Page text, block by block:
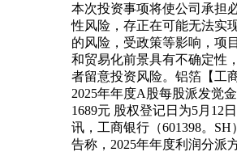
本次投资事项将使公司承担
性风险，存正在可能无法实
的风险，受政策等影响，项
和贸易化前景具有不确定性
者留意投资风险。铝箔【工
2025年年度A股每股派发觉金
1689元 股权登记日为5月12
讯，工商银行（601398。SH
告称，2025年年度利润分派